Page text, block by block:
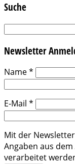
Suche
Suchen
Newsletter
Name*
E-Mail *
Mit der
Angaben aus
verarbeitet